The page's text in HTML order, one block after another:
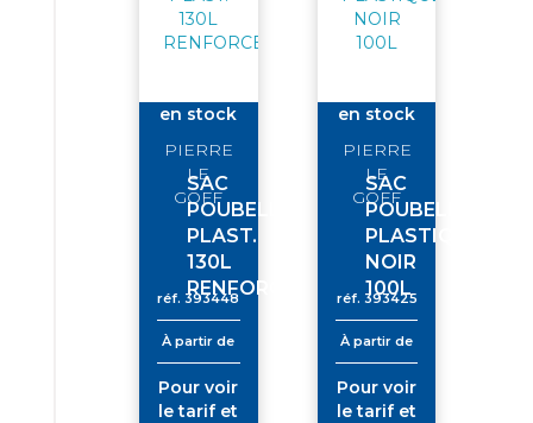
en stock
PIERRE
LE
GOFF
SAC
POUBELLE
PLAST.
130L
RENFORCE
réf. 393448
À partir de
Pour voir
le tarif et
en stock
PIERRE
LE
GOFF
SAC
POUBELLE
PLASTIQUE
NOIR
100L
réf. 393425
À partir de
Pour voir
le tarif et